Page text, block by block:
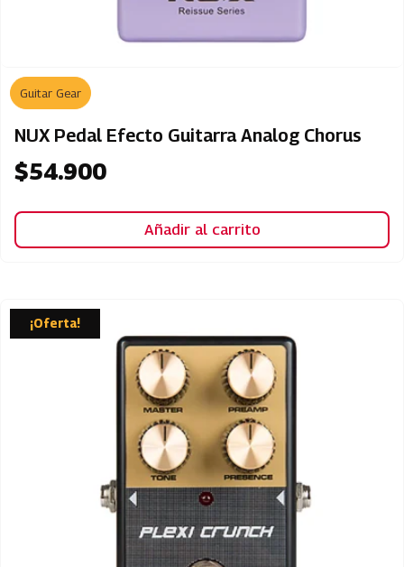
Guitar Gear
NUX Pedal Efecto Guitarra Analog Chorus
$54.900
Añadir al carrito
¡Oferta!